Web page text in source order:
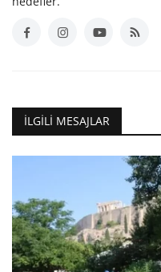
İLGILI MESAJLAR